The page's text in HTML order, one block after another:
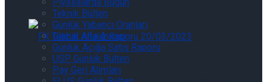
FX Teknik Analiz Raporu 07/08/2026
Teknik Bülten
Günlük Yabancı Oranları
Global Alfa Avcısı
Günlük Açığa Satış Raporu
USP Günlük Bülten
Pay Geri Alımları